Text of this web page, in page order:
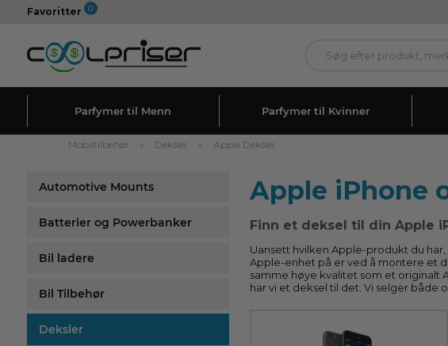
Favoritter 0
Parfymer til Menn Parfymer til Kvinner
Mobiltilbehør » Deksler » Apple Deksler
Automotive Mounts
Batterier og Powerbanker
Bil ladere
Bil Tilbehør
Deksler
Apple iPhone
Finn et deksel til din Apple
Uansett hvilken Apple-produkt du
Apple-enhet på er ved å montere et
samme høye kvalitet som et originalt
har vi et deksel til det. Vi selger både